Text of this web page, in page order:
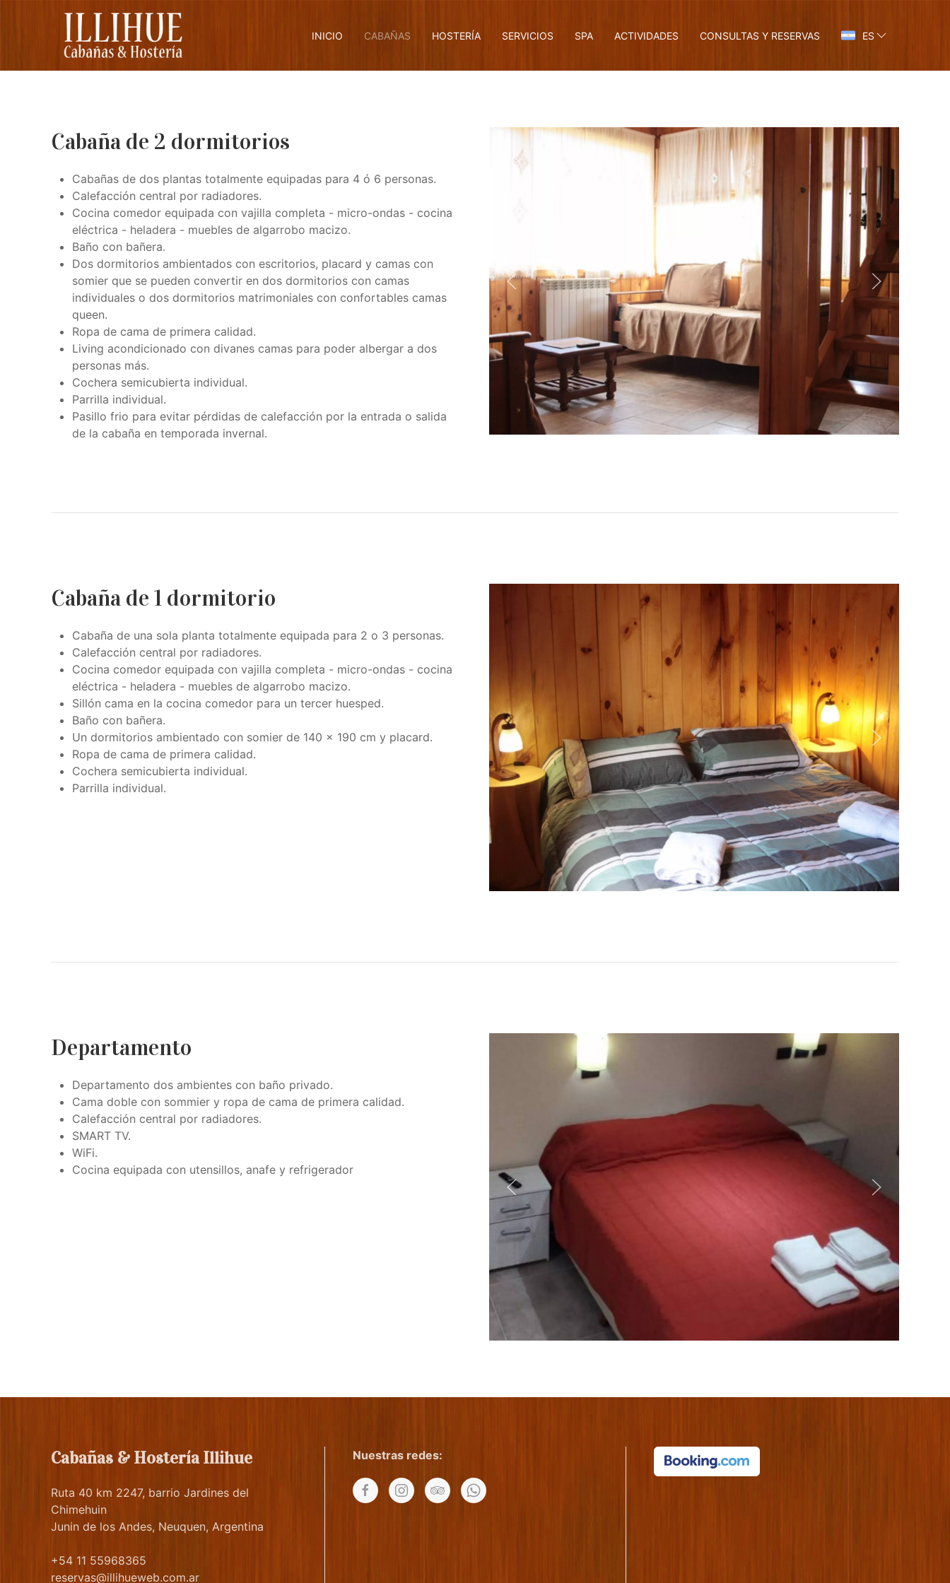
INICIO CABAÑAS HOSTERÍA SERVICIOS SPA ACTIVIDADES CONSULTAS Y RESERVAS ES
Cabaña de 2 dormitorios
Cabañas de dos plantas totalmente equipadas para 4 ó 6 personas.
Calefacción central por radiadores.
Cocina comedor equipada con vajilla completa - micro-ondas - cocina
eléctrica - heladera - muebles de algarrobo macizo.
Baño con bañera.
Dos dormitorios ambientados con escritorios, placard y camas con
somier que se pueden convertir en dos dormitorios con camas
individuales o dos dormitorios matrimoniales con confortables camas
queen.
Ropa de cama de primera calidad.
Living acondicionado con divanes camas para poder albergar a dos
personas más.
Cochera semicubierta individual.
Parrilla individual.
Pasillo frio para evitar pérdidas de calefacción por la entrada o salida
de la cabaña en temporada invernal.
Cabaña de 1 dormitorio
Cabaña de una sola planta totalmente equipada para 2 o 3 personas.
Calefacción central por radiadores.
Cocina comedor equipada con vajilla completa - micro-ondas - cocina
eléctrica - heladera - muebles de algarrobo macizo.
Sillón cama en la cocina comedor para un tercer huesped.
Baño con bañera.
Un dormitorios ambientado con somier de 140 x 190 cm y placard.
Ropa de cama de primera calidad.
Cochera semicubierta individual.
Parrilla individual.
Departamento
Departamento dos ambientes con baño privado.
Cama doble con sommier y ropa de cama de primera calidad.
Calefacción central por radiadores.
SMART TV.
WiFi.
Cocina equipada con utensillos, anafe y refrigerador
Cabañas & Hostería Illihue
Ruta 40 km 2247, barrio Jardines del
Chimehuin
Junin de los Andes, Neuquen, Argentina
+54 11 55968365
reservas@illihueweb.com.ar
Nuestras redes: